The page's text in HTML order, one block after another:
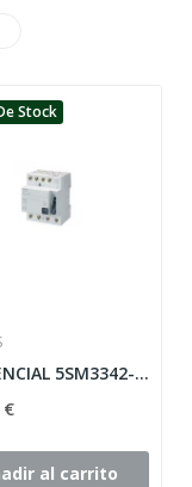
Stock
DIFERENCIAL 5SM3342-0 25A 30MA 4 POLOS 30 MA...
al carrito